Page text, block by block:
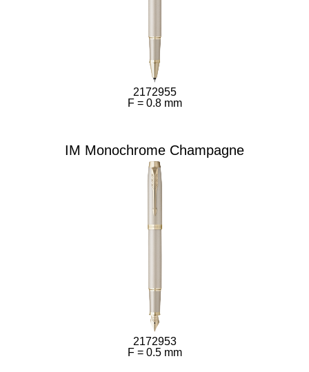
2172955
F = 0.8 mm
IM Monochrome Champagne
2172953
F = 0.5 mm